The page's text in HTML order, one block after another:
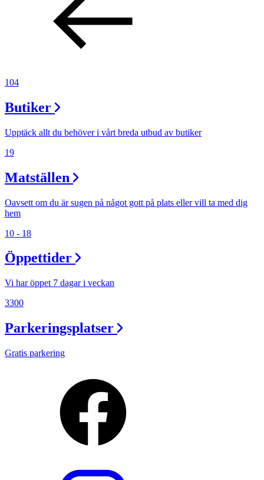
Presentkort
104
Butiker
Upptäck allt du behöver i vårt breda utbud av butiker
19
Matställen
Oavsett om du är sugen på något gott på plats eller vill ta med dig
hem
10 - 18
Öppettider
Vi har öppet 7 dagar i veckan
3300
Parkeringsplatser
Gratis parkering